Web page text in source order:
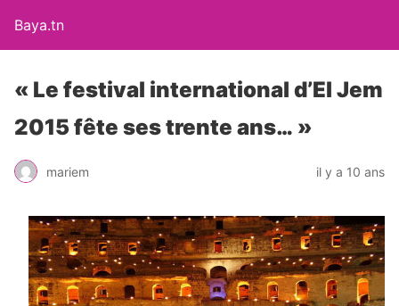
Baya.tn
« Le festival international d’El Jem
2015 fête ses trente ans… »
mariem il y a 10 ans